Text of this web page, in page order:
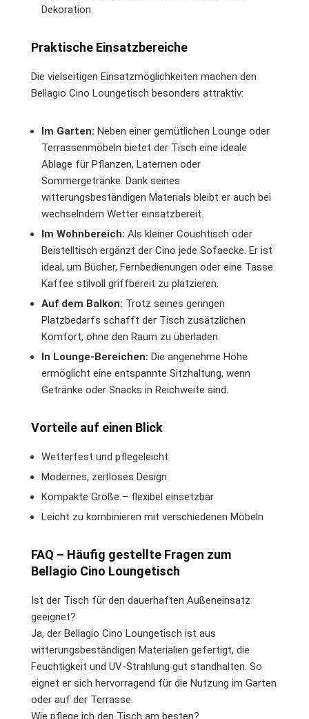
Dekoration.
Praktische Einsatzbereiche
Die vielseitigen Einsatzmöglichkeiten machen den
Bellagio Cino Loungetisch besonders attraktiv:
Im Garten: Neben einer gemütlichen Lounge oder
Terrassenmöbeln bietet der Tisch eine ideale
Ablage für Pflanzen, Laternen oder
Sommergetränke. Dank seines
witterungsbeständigen Materials bleibt er auch bei
wechselndem Wetter einsatzbereit.
Im Wohnbereich: Als kleiner Couchtisch oder
Beistelltisch ergänzt der Cino jede Sofaecke. Er ist
ideal, um Bücher, Fernbedienungen oder eine Tasse
Kaffee stilvoll griffbereit zu platzieren.
Auf dem Balkon: Trotz seines geringen
Platzbedarfs schafft der Tisch zusätzlichen
Komfort, ohne den Raum zu überladen.
In Lounge-Bereichen: Die angenehme Höhe
ermöglicht eine entspannte Sitzhaltung, wenn
Getränke oder Snacks in Reichweite sind.
Vorteile auf einen Blick
Wetterfest und pflegeleicht
Modernes, zeitloses Design
Kompakte Größe – flexibel einsetzbar
Leicht zu kombinieren mit verschiedenen Möbeln
FAQ – Häufig gestellte Fragen zum
Bellagio Cino Loungetisch
Ist der Tisch für den dauerhaften Außeneinsatz
geeignet?
Ja, der Bellagio Cino Loungetisch ist aus
witterungsbeständigen Materialien gefertigt, die
Feuchtigkeit und UV-Strahlung gut standhalten. So
eignet er sich hervorragend für die Nutzung im Garten
oder auf der Terrasse.
Wie pflege ich den Tisch am besten?